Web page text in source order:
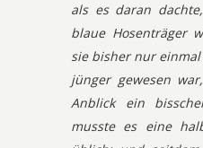
als es daran
blaue Hosenträger
sie bisher nur
jünger gewesen
Anblick ein
musste es eine